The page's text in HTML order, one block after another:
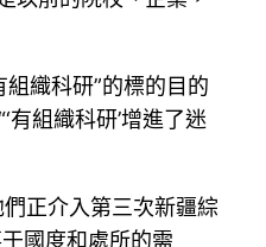
組織科研”的標的目的
有組織科研’增進了迷
正介入第三次新疆綜
國度和處所的需